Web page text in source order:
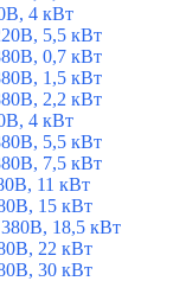
4 кВт
5,5 кВт
0,7 кВт
1,5 кВт
2,2 кВт
4 кВт
5,5 кВт
7,5 кВт
11 кВт
15 кВт
18,5 кВт
22 кВт
30 кВт